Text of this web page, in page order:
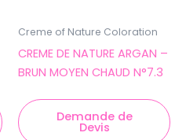
Creme of Nature Coloration
CREME DE NATURE ARGAN –
BRUN MOYEN CHAUD N°7.3
Demande de
Devis